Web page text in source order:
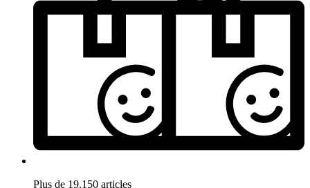
Plus de 19.150 articles